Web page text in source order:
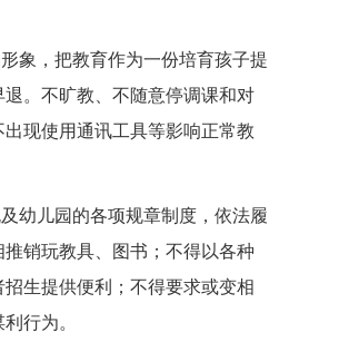
象，把教育作为一份培育孩子提
。不旷教、不随意停调课和对
现使用通讯工具等影响正常教
幼儿园的各项规章制度，依法履
销玩教具、图书；不得以各种
生提供便利；不得要求或变相
行为。